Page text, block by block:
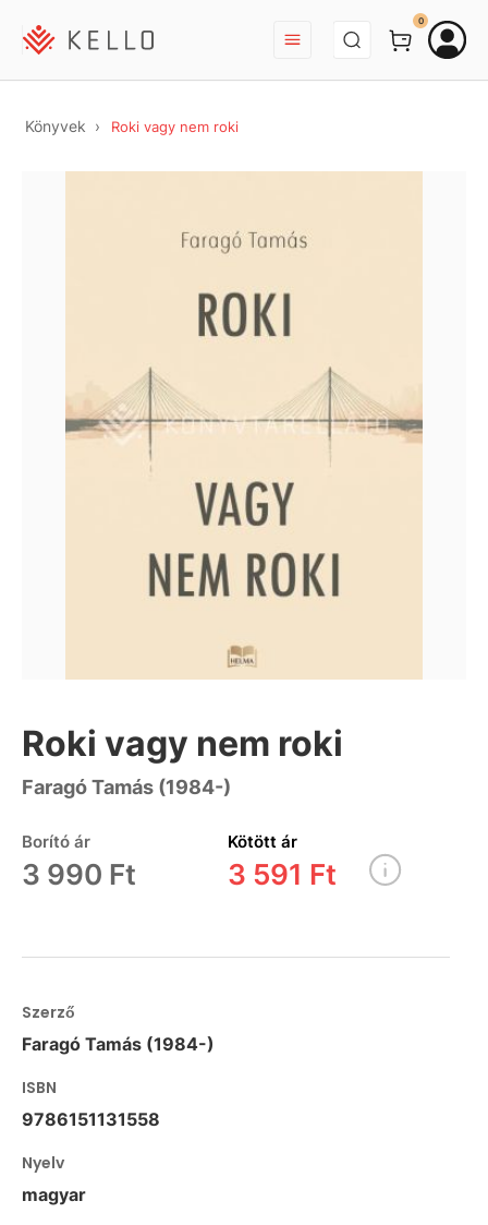
BEJELENTKEZÉS
0
Könyvek Roki vagy nem roki
Roki vagy nem roki
Faragó Tamás (1984-)
Borító ár
3 990 Ft
Kötött ár
3 591 Ft
Szerző
Faragó Tamás (1984-)
ISBN
9786151131558
Nyelv
magyar